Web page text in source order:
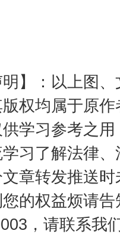
明】：以上图
权均属于原
学习参考之
习了解法律
章转发推送
的权益烦请
，请联系我
窑火 生生不息